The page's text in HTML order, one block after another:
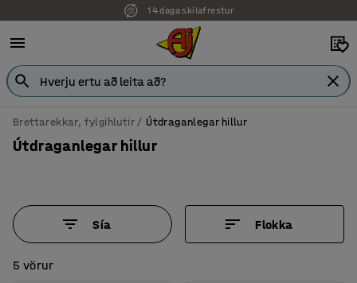
14 daga skilafrestur
Brettarekkar, fylgihlutir Útdraganlegar hillur
Útdraganlegar hillur
Sía Flokka
5 vörur